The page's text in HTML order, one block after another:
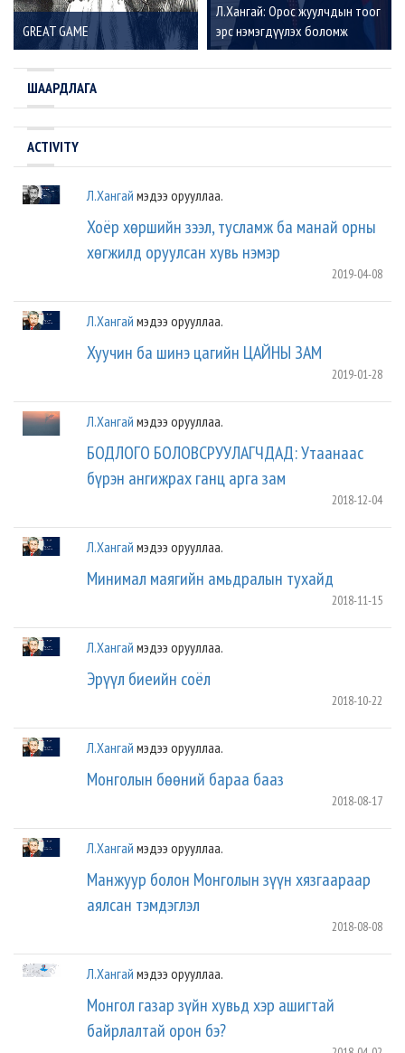
GREAT GAME
Л.Хангай: Орос жуулчдын тоог
эрс нэмэгдүүлэх боломж
байна
ШААРДЛАГА
ACTIVITY
Л.Хангай мэдээ орууллаа.
Хоёр хөршийн зээл, тусламж ба манай орны
хөгжилд оруулсан хувь нэмэр
2019-04-08
Л.Хангай мэдээ орууллаа.
Хуучин ба шинэ цагийн ЦАЙНЫ ЗАМ
2019-01-28
Л.Хангай мэдээ орууллаа.
БОДЛОГО БОЛОВСРУУЛАГЧДАД: Утаанаас
бүрэн ангижрах ганц арга зам
2018-12-04
Л.Хангай мэдээ орууллаа.
Минимал маягийн амьдралын тухайд
2018-11-15
Л.Хангай мэдээ орууллаа.
Эрүүл биеийн соёл
2018-10-22
Л.Хангай мэдээ орууллаа.
Монголын бөөний бараа бааз
2018-08-17
Л.Хангай мэдээ орууллаа.
Манжуур болон Монголын зүүн хязгаараар
аялсан тэмдэглэл
2018-08-08
Л.Хангай мэдээ орууллаа.
Монгол газар зүйн хувьд хэр ашигтай
байрлалтай орон бэ?